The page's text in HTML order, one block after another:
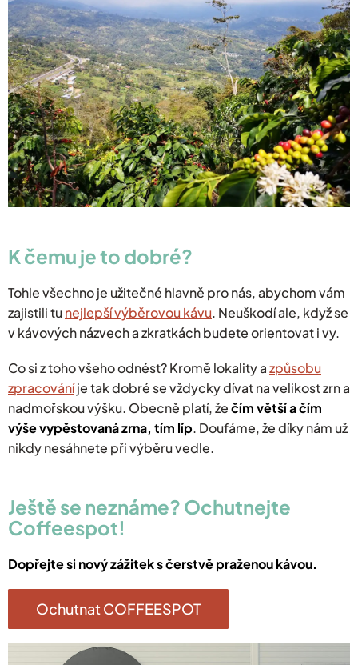
K čemu je to dobré?
Tohle všechno je užitečné hlavně pro nás, abychom vám
zajistili tunejlepší výběrovou kávu. Neuškodí ale, když se
v kávových názvech a zkratkách budete orientovat i vy.
Co si z toho všeho odnést? Kromě lokality azpůsobu
zpracováníje tak dobré se vždycky dívat na velikost zrn a
nadmořskou výšku. Obecně platí, žečím větší a čím
výše vypěstovaná zrna, tím líp. Doufáme, že díky nám už
nikdy nesáhnete při výběru vedle.
Ještě se neznáme? Ochutnejte
Coffeespot!
Dopřejte si nový zážitek s čerstvě praženou kávou.
Ochutnat COFFEESPOT